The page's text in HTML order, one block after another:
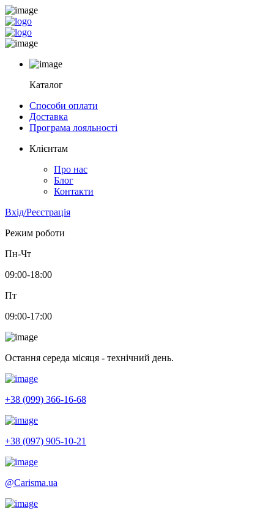
Каталог
Способи оплати
Доставка
Програма лояльності
Клієнтам
Про нас
Блог
Контакти
Вхід/Реєстрація
Режим роботи
Пн-Чт
09:00-18:00
Пт
09:00-17:00
Остання середа місяця - технічний день.
+38 (099) 366-16-68
+38 (097) 905-10-21
@Carisma.ua